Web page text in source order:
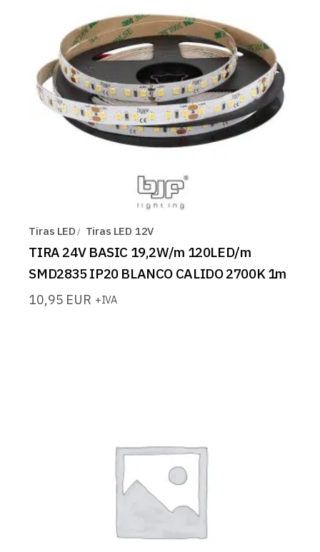
Tiras LED Tiras LED 12V
TIRA 24V BASIC 19,2W/m 120LED/m
SMD2835 IP20 BLANCO CALIDO 2700K 1m
10,95 EUR +IVA